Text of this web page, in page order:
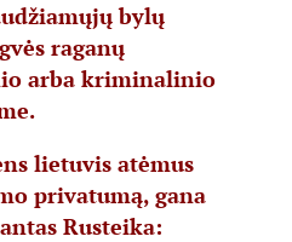
bylų
raganų
arba kriminalinio
lietuvis atėmus
privatumą, gana
Rusteika: